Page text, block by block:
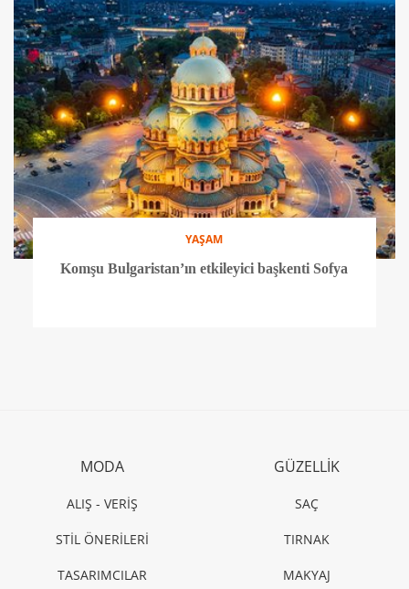
YAŞAM
Komşu Bulgaristan’ın etkileyici başkenti Sofya
MODA
ALIŞ - VERİŞ
STİL ÖNERİLERİ
TASARIMCILAR
GÜZELLİK
SAÇ
TIRNAK
MAKYAJ